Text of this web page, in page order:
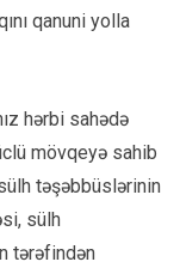
qanuni yolla
hərbi sahədə
mövqeyə sahib
təşəbbüslərinin
sülh
tərəfindən